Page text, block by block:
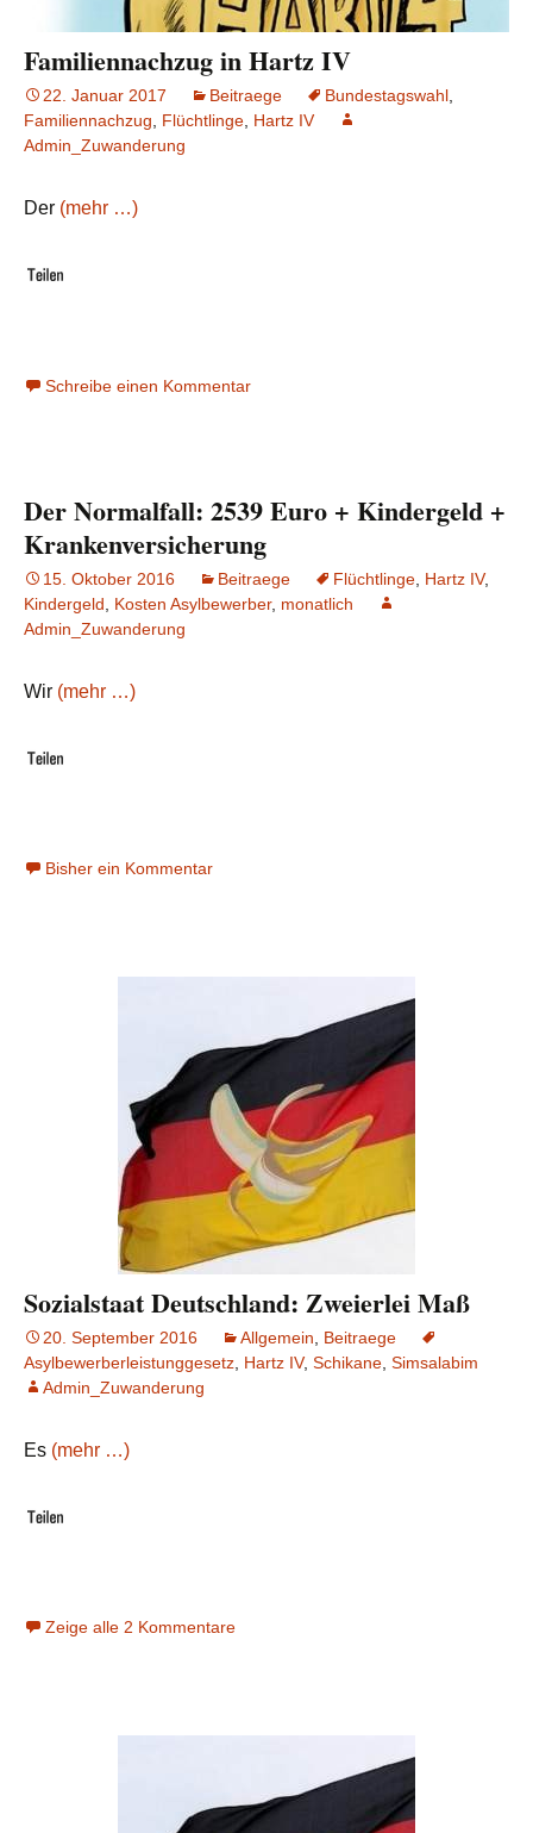
Familiennachzug in Hartz IV
22. Januar 2017 Beitraege Bundestagswahl,
Familiennachzug, Flüchtlinge, Hartz IV
Admin_Zuwanderung
Der (mehr …)
Schreibe einen Kommentar
Der Normalfall: 2539 Euro + Kindergeld +
Krankenversicherung
15. Oktober 2016 Beitraege Flüchtlinge Hartz IV,
Kindergeld
Kosten Asylbewerber, monatlich
Admin_Zuwanderung
Wir (mehr …)
Bisher ein Kommentar
Sozialstaat Deutschland: Zweierlei Maß
20. September 2016 Allgemein
Beitraege
Asylbewerberleistunggesetz Hartz IV, Schikane Simsalabim
Admin_Zuwanderung
Es (mehr …)
Zeige alle 2 Kommentare